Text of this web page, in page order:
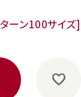
ーン100サイズ